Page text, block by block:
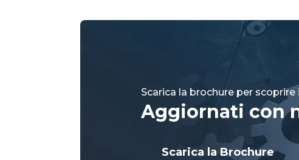
Scarica la brochure per scoprire
Aggiornati con
Scarica la Brochure